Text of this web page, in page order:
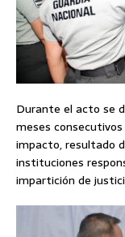
Durante el acto se
meses
impacto, resultado
instituciones
impartición de